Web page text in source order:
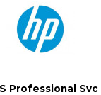
Professional Svc